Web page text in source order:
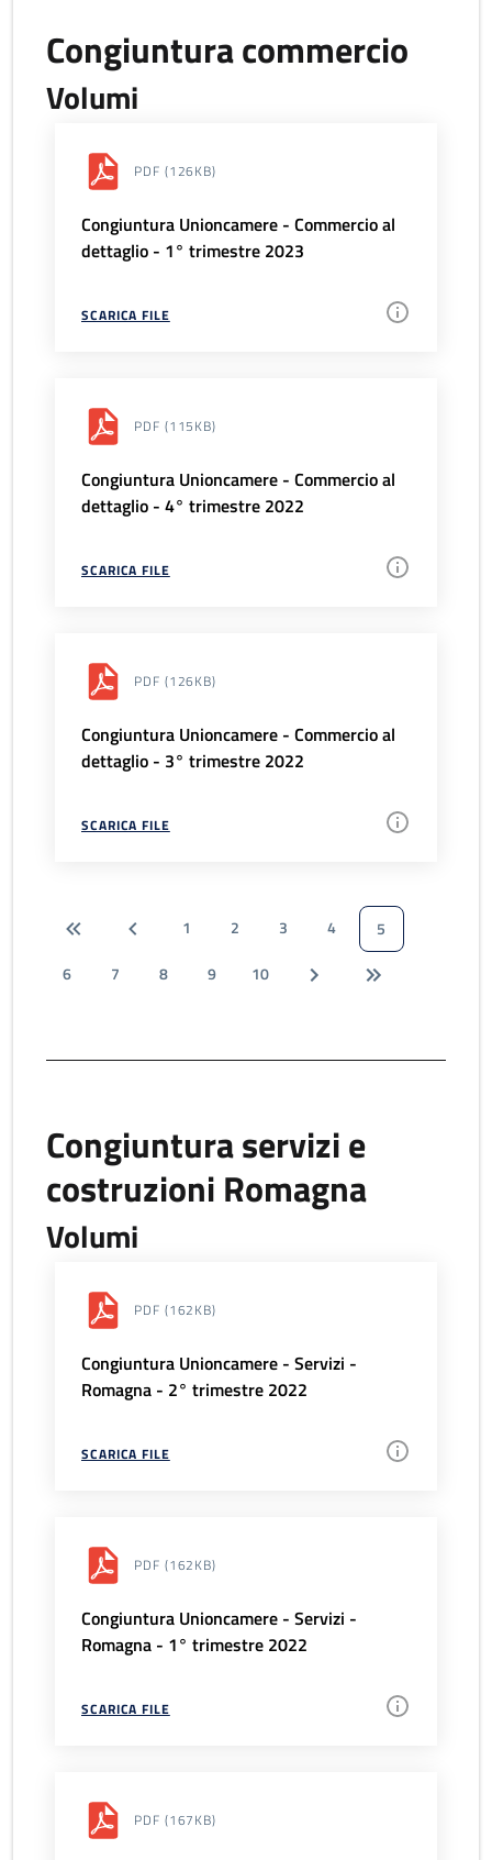
Congiuntura commercio
Volumi
PDF (126KB)
Congiuntura Unioncamere - Commercio al
dettaglio - 1° trimestre 2023
SCARICA FILE
PDF (115KB)
Congiuntura Unioncamere - Commercio al
dettaglio - 4° trimestre 2022
SCARICA FILE
PDF (126KB)
Congiuntura Unioncamere - Commercio al
dettaglio - 3° trimestre 2022
SCARICA FILE
1 2 3 4
5
6
7 8 9 10
Congiuntura servizi e
costruzioni Romagna
Volumi
PDF (162KB)
Congiuntura Unioncamere - Servizi -
Romagna - 2° trimestre 2022
SCARICA FILE
PDF (162KB)
Congiuntura Unioncamere - Servizi -
Romagna - 1° trimestre 2022
SCARICA FILE
PDF (167KB)